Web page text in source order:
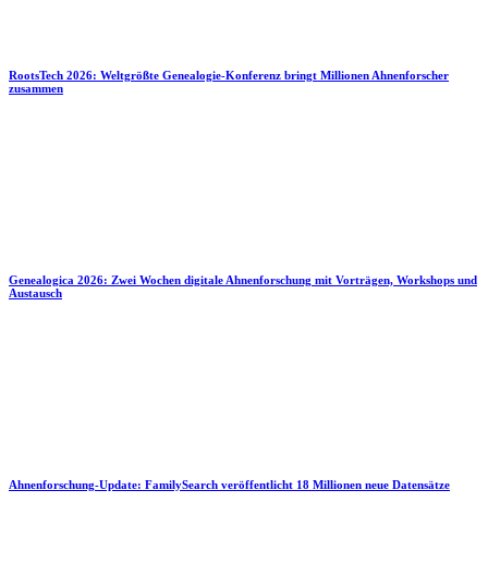
RootsTech 2026: Weltgrößte Genealogie-Konferenz bringt Millionen Ahnenforscher
zusammen
Genealogica 2026: Zwei Wochen digitale Ahnenforschung mit Vorträgen, Workshops und
Austausch
Ahnenforschung-Update: FamilySearch veröffentlicht 18 Millionen neue Datensätze